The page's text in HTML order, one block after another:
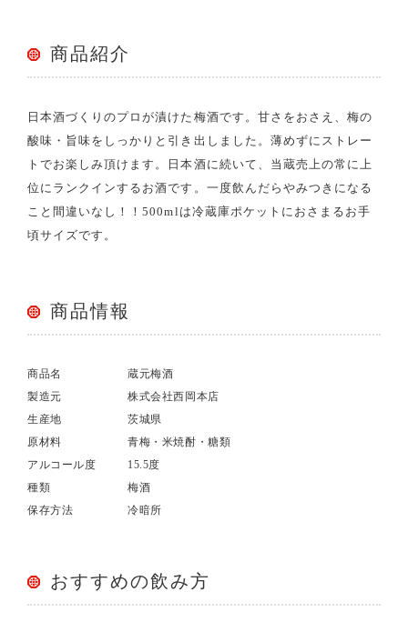
商品紹介
日本酒づくりのプロが漬けた梅酒です。甘さをおさえ、梅の
酸味・旨味をしっかりと引き出しました。薄めずにストレー
トでお楽しみ頂けます。日本酒に続いて、当蔵売上の常に上
位にランクインするお酒です。一度飲んだらやみつきになる
こと間違いなし！！500mlは冷蔵庫ポケットにおさまるお手
頃サイズです。
商品情報
商品名
蔵元梅酒
製造元
株式会社西岡本店
生産地
茨城県
原材料
青梅・米焼酎・糖類
アルコール度
15.5度
種類
梅酒
保存方法
冷暗所
おすすめの飲み方